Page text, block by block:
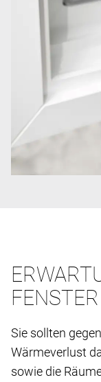
FENSTER
Sie sollten
Wärmeverlust
sowie die